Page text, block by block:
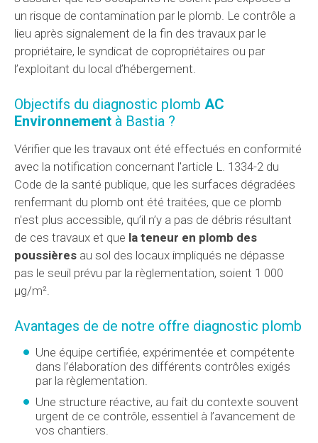
un risque de contamination par le plomb. Le contrôle a
lieu après signalement de la fin des travaux par le
propriétaire, le syndicat de copropriétaires ou par
l’exploitant du local d’hébergement.
Objectifs du diagnostic plomb AC
Environnement à Bastia ?
Vérifier que les travaux ont été effectués en conformité
avec la notification concernant l'article L. 1334-2 du
Code de la santé publique, que les surfaces dégradées
renfermant du plomb ont été traitées, que ce plomb
n'est plus accessible, qu’il n’y a pas de débris résultant
de ces travaux et que la teneur en plomb des
poussières au sol des locaux impliqués ne dépasse
pas le seuil prévu par la règlementation, soient 1 000
µg/m².
Avantages de de notre offre diagnostic plomb
Une équipe certifiée, expérimentée et compétente
dans l’élaboration des différents contrôles exigés
par la règlementation.
Une structure réactive, au fait du contexte souvent
urgent de ce contrôle, essentiel à l’avancement de
vos chantiers.